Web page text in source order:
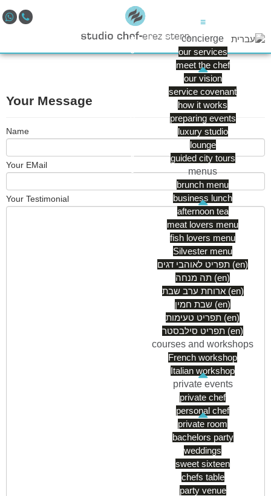
≡
concierge
our services
meet the chef
our vision
service covenant
how it works
preparing events
luxury studio
lounge
guided city tours
menus
brunch menu
business lunch
afternoon tea
meat lovers menu
fish lovers menu
Silvester menu
תפריט לאוהבי דגים (en)
תה מנחה (en)
ארוחת ערב שבת (en)
שבת חמין (en)
תפריט טעימות (en)
תפריט סילבסטר (en)
courses and workshops
French workshop
Italian workshop
private events
private chef
personal chef
private room
bachelors party
weddings
sweet sixteen
chefs table
party venue
Your Message
Name
Your EMail
Your Testimonial